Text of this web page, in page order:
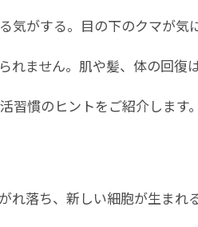
気がする。目の下のクマが
ません。肌や髪、体の回復
慣のヒントをご紹介します。
れ落ち、新しい細胞が生ま